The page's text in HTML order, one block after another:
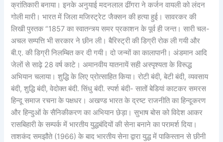
क्रांतिकारी बनाया। इनके अनुयाई मदनलाल ढींगरा ने कर्जन वायली को लंदन
गोली मारी। भारत में जिला मजिस्ट्रेट जैक्सन की हत्या हुई। सावरकर की
लिखी पुस्तक “1857 का स्वातन्त्र्य समर प्रकाशन के पूर्व ही जन्त। सारी चल-
अचल सम्पत्ति भी सरकार ने छीन ली। बैरिस्ट्री की डिग्री रोक ली गयी और
बी.ए. की डिग्री निलम्बित कर दी गयी। दो जन्मों का कालापानी। अंडमान आदि
जेलों से साढ़े 28 वर्ष काटे। अमानवीय यातनायें सही अस्पृश्यता के विरूद्ध
अभियान चलाया। शुद्धि के लिए प्रोत्साहित किया। रोटी बंदी, बेटी बंदी, व्यवसाय
बंदी, शुद्धि बंदी, वेदोक्त बंदी. सिंधु बंदी. स्पर्श बंदी- सातों बेडियां काटकर समरस
हिन्दू समाज रचना के पक्षधर। अखण्ड भारत के द्रष्ट राजनीति का हिन्दूकरण
और हिन्दुओं के सैनिकीकरण का अभियान छेड़ा। सुभाष बोस को विदेश आकर
रासबिहारी के सम्पर्क में भारतीय युद्धबंदियों की सेना बनाने का परामर्श दिया।
ताशकंद समझौते (1966) के बाद भारतीय सेना द्वारा युद्ध में पाकिस्तान से छीनी